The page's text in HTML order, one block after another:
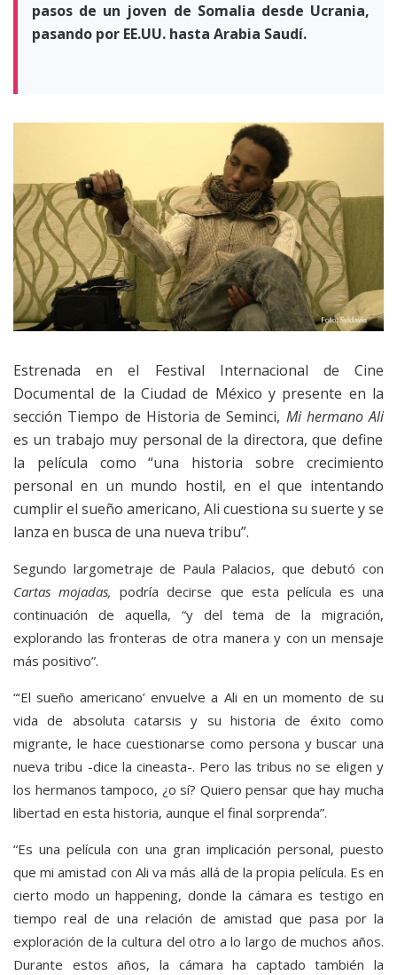
pasos de un joven de Somalia desde Ucrania,
pasando por EE.UU. hasta Arabia Saudí.
Estrenada en el Festival Internacional de Cine
Documental de la Ciudad de México y presente en la
sección Tiempo de Historia de Seminci, Mi hermano Ali
es un trabajo muy personal de la directora, que define
la película como “una historia sobre crecimiento
personal en un mundo hostil, en el que intentando
cumplir el sueño americano, Ali cuestiona su suerte y se
lanza en busca de una nueva tribu”.
Segundo largometraje de Paula Palacios, que debutó con
Cartas mojadas,podría decirse que esta película es una
continuación de aquella, “y del tema de la migración,
explorando las fronteras de otra manera y con un mensaje
más positivo”.
“‘El sueño americano’ envuelve a Ali en un momento de su
vida de absoluta catarsis y su historia de éxito como
migrante, le hace cuestionarse como persona y buscar una
nueva tribu -dice la cineasta-. Pero las tribus no se eligen y
los hermanos tampoco, ¿o sí? Quiero pensar que hay mucha
libertad en esta historia, aunque el final sorprenda”.
“Es una película con una gran implicación personal, puesto
que mi amistad con Ali va más allá de la propia película. Es en
cierto modo un happening, donde la cámara es testigo en
tiempo real de una relación de amistad que pasa por la
exploración de la cultura del otro a lo largo de muchos años.
Durante estos años, la cámara ha captado también la